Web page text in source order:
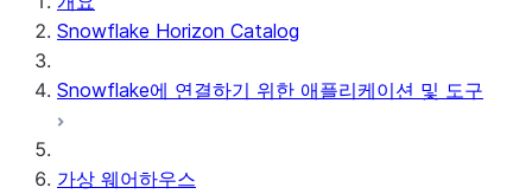
Snowflake Horizon Catalog
Snowflake에 연결하기 위한 애플리케이션 및 도구
가상 웨어하우스